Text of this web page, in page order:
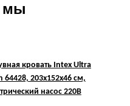
мы
кровать Intex Ultra
64428, 203х152х46 см,
насос 220В